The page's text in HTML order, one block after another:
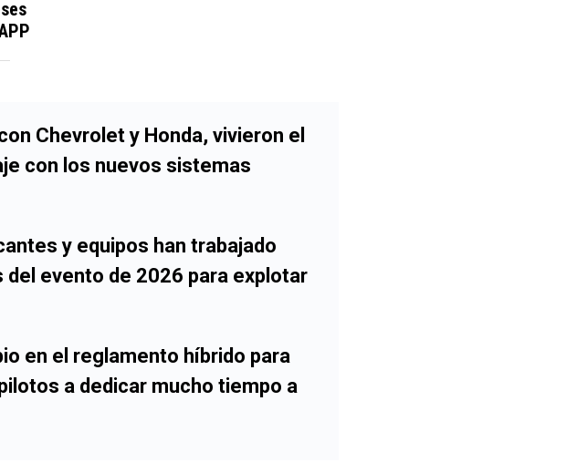
Chevrolet y Honda, vivieron el
con los nuevos sistemas
y equipos han trabajado
evento de 2026 para explotar
en el reglamento híbrido para
a dedicar mucho tiempo a